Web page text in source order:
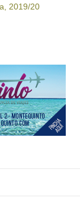
2019/20